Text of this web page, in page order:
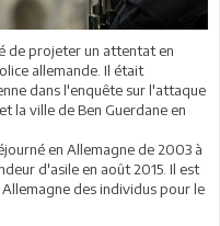
de projeter un attentat en
allemande. Il était
dans l'enquête sur l'attaque
la ville de Ben Guerdane en
en Allemagne de 2003 à
d'asile en août 2015. Il est
des individus pour le